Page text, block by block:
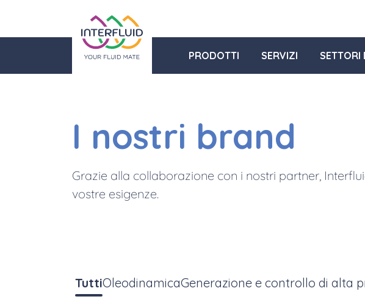
PRODOTTI SERVIZI SETTORI
I nostri brand
Grazie alla collaborazione con i nostri partner,
vostre esigenze.
TuttiOleodinamicaGenerazione e controllo di alta